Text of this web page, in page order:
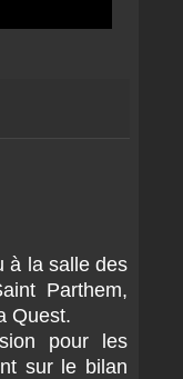
à la salle des
Parthem,
Quest.
pour les
sur le bilan